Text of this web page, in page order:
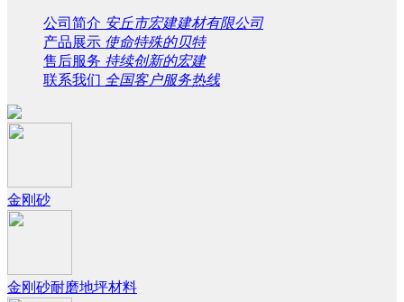
公司简介 安丘市宏建建材有限公司
产品展示 使命特殊的贝特
售后服务 持续创新的宏建
联系我们 全国客户服务热线
金刚砂
金刚砂耐磨地坪材料